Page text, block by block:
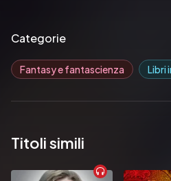
Categorie
Fantasy e fantascienza Libri
Titoli simili